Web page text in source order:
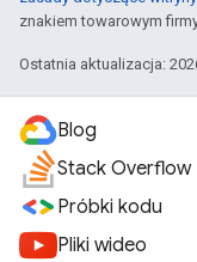
znakiem towarowym
Ostatnia aktualizacja:
Blog
Stack Overflow
Próbki kodu
Pliki wideo